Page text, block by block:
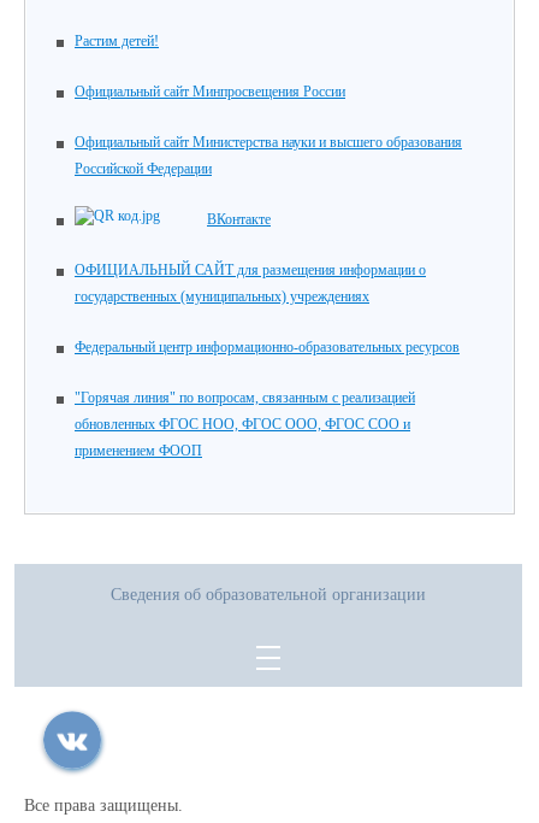
Растим детей!
Официальный сайт Минпросвещения России
Официальный сайт Министерства науки и высшего образования
Российской Федерации
ВКонтакте
ОФИЦИАЛЬНЫЙ САЙТ для размещения информации о
государственных (муниципальных) учреждениях
Федеральный центр информационно-образовательных ресурсов
"Горячая линия" по вопросам, связанным с реализацией
обновленных ФГОС НОО, ФГОС ООО, ФГОС СОО и
применением ФООП
Сведения об образовательной организации
Все права защищены.